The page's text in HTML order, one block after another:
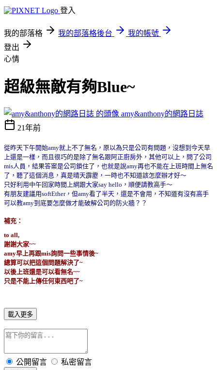
登入
我的部落格 我的部落格後台
我的帳號
登出
心情
超級無敵有夠Blue~
amy&anthony的網路日誌
21年前
從昨天下午開始amy就上不了無名，原以為只是公司有問題，沒想到今天早
上還是一樣，而且很巧的是除了無名跟阿正廚房外，其他可以上，問了公司
mis人員，結果答案是公司鎖住了，也就是說amy再也不能在上班時間上無名
了，聽了這個消息，真是晴天霹靂，一時也不知道該怎麼辦才好～
只好利用中午回家時間上網跟大家say hello，順便請教高手～
有朋友建議用softEther，但amy看了半天，還是不會用，不知道有沒有高手
可以教amy到底要怎麼做才能破解公司的防火牆？？
補充：
to all,
謝謝大家~~
amy早上再跟mis詢問一些事情後~
總算可以把這個問題解決了~
以後上班還是可以看無名~~
只是不能上傳任何東西吧了~
載入更多
公開留言 私密留言